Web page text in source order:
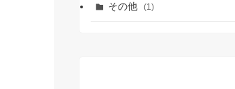
その他 (1)